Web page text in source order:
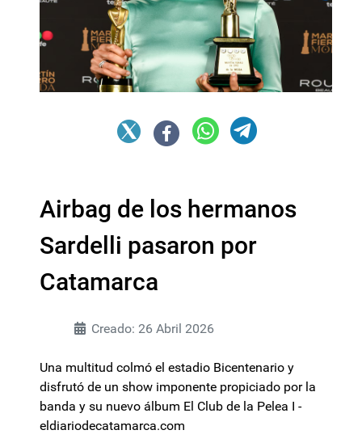
Airbag de los hermanos
Sardelli pasaron por
Catamarca
Creado: 26 Abril 2026
Una multitud colmó el estadio Bicentenario y
disfrutó de un show imponente propiciado por la
banda y su nuevo álbum El Club de la Pelea I -
eldiariodecatamarca.com